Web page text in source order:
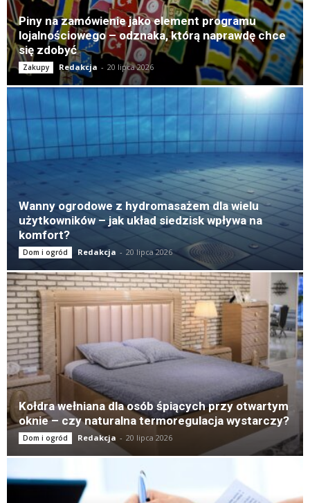
Piny na zamówienie jako element programu
lojalnościowego – odznaka, którą naprawdę chce
się zdobyć
Zakupy Redakcja - 20 lipca 2026
Wanny ogrodowe z hydromasażem dla wielu
użytkowników – jak układ siedzisk wpływa na
komfort?
Dom i ogród Redakcja - 20 lipca 2026
Kołdra wełniana dla osób śpiących przy otwartym
oknie – czy naturalna termoregulacja wystarczy?
Dom i ogród Redakcja - 20 lipca 2026